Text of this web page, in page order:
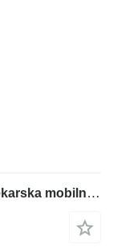
Paus Easy 18 WH-M Drabina Winda Dekarska mobilna aluminiowa TRANSPORT